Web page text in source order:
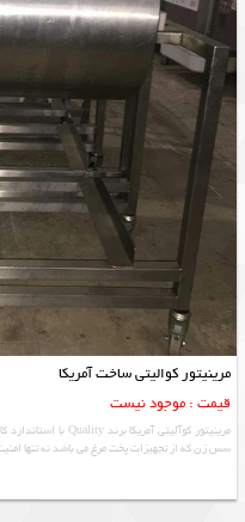
مرینیتور کوالیتی ساخت آمریکا
قیمت : موجود نیست
سس زن که از تجهیزات پخت مرغ می باشد نه تنها امنیت